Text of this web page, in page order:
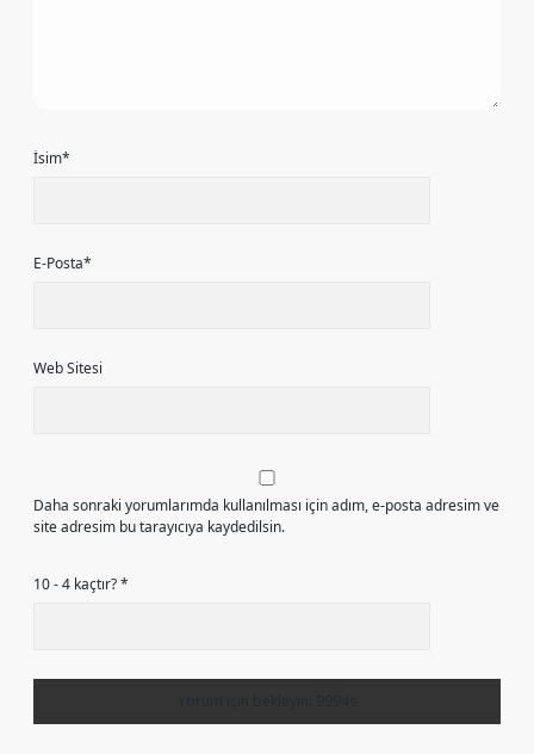
İsim*
E-Posta*
Web Sitesi
Daha sonraki yorumlarımda kullanılması için adım, e-posta adresim ve
site adresim bu tarayıcıya kaydedilsin.
10 - 4 kaçtır?*